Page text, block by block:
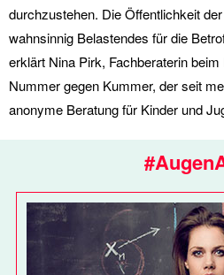
durchzustehen. Die Öffentlichkeit
wahnsinnig Belastendes für die
erklärt Nina Pirk, Fachberaterin
Nummer gegen Kummer, der seit
anonyme Beratung für Kinder und